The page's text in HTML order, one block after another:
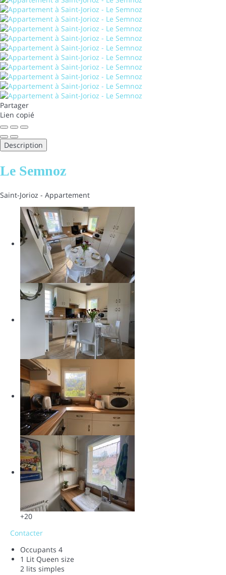
Partager
Lien copié
Description
Le Semnoz
Saint-Jorioz - Appartement
+20
Contacter
Occupants 4
1 Lit Queen size
2 lits simples